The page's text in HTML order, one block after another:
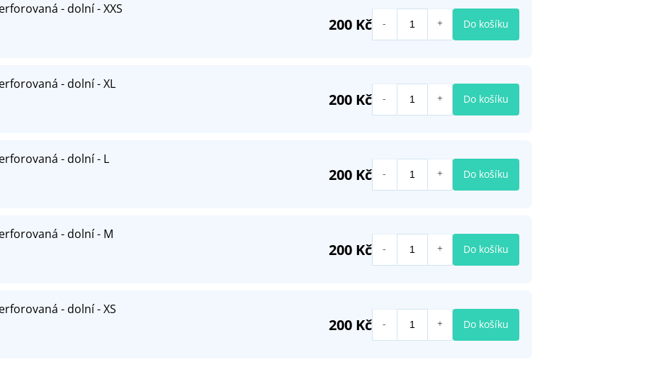
- dolní - XXS
200 Kč Do košíku
- dolní - XL
200 Kč Do košíku
- dolní - L
200 Kč Do košíku
- dolní - M
200 Kč Do košíku
- dolní - XS
200 Kč Do košíku